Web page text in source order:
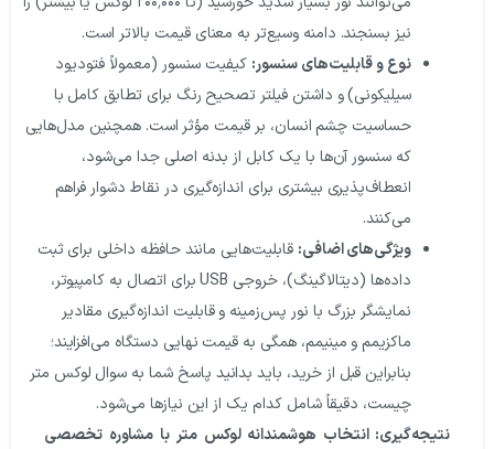
نیز بسنجند. دامنه وسیع‌تر به معنای قیمت بالاتر است.
نوع و قابلیت‌های سنسور:کیفیت سنسور (معمولاً فتودیود
سیلیکونی) و داشتن فیلتر تصحیح رنگ برای تطابق کامل با
حساسیت چشم انسان، بر قیمت مؤثر است. همچنین مدل‌هایی
که سنسور آن‌ها با یک کابل از بدنه اصلی جدا می‌شود،
انعطاف‌پذیری بیشتری برای اندازه‌گیری در نقاط دشوار فراهم
می‌کنند.
ویژگی‌های اضافی:قابلیت‌هایی مانند حافظه داخلی برای ثبت
داده‌ها (دیتالاگینگ)، خروجی USB برای اتصال به کامپیوتر،
نمایشگر بزرگ با نور پس‌زمینه و قابلیت اندازه‌گیری مقادیر
ماکزیمم و مینیمم، همگی به قیمت نهایی دستگاه می‌افزایند؛
بنابراین قبل از خرید، باید بدانید پاسخ شما به سوال لوکس متر
چیست، دقیقاً شامل کدام یک از این نیازها می‌شود.
نتیجه‌گیری: انتخاب هوشمندانه لوکس متر با مشاوره تخصصی